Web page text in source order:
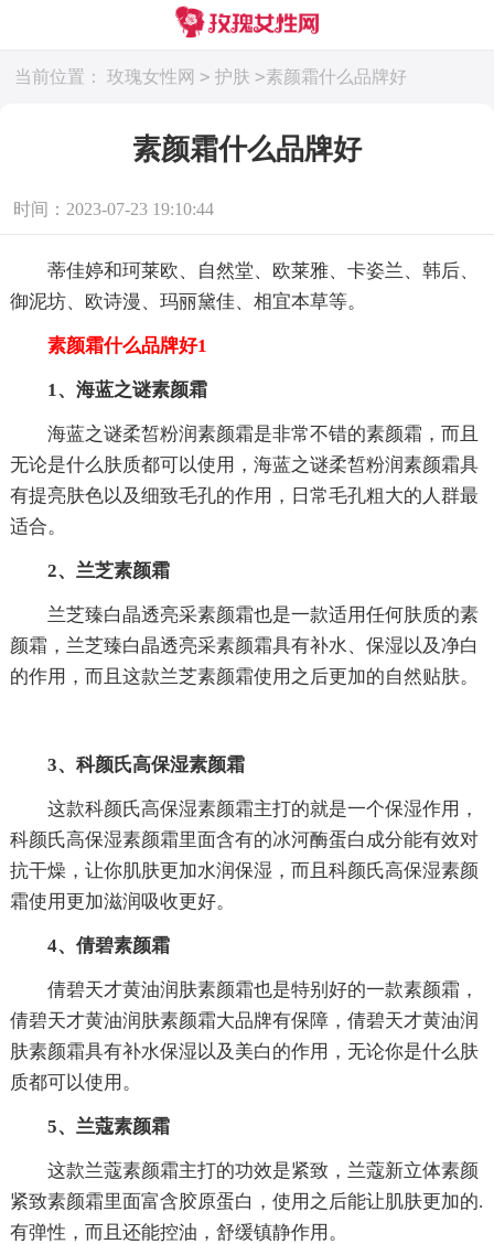
当前位置： 玫瑰女性网 > 护肤 >素颜霜什么品牌好
素颜霜什么品牌好
时间：2023-07-23 19:10:44
蒂佳婷和珂莱欧、自然堂、欧莱雅、卡姿兰、韩后、
御泥坊、欧诗漫、玛丽黛佳、相宜本草等。
素颜霜什么品牌好1
1、海蓝之谜素颜霜
海蓝之谜柔皙粉润素颜霜是非常不错的素颜霜，而且
无论是什么肤质都可以使用，海蓝之谜柔皙粉润素颜霜具
有提亮肤色以及细致毛孔的作用，日常毛孔粗大的人群最
适合。
2、兰芝素颜霜
兰芝臻白晶透亮采素颜霜也是一款适用任何肤质的素
颜霜，兰芝臻白晶透亮采素颜霜具有补水、保湿以及净白
的作用，而且这款兰芝素颜霜使用之后更加的自然贴肤。
3、科颜氏高保湿素颜霜
这款科颜氏高保湿素颜霜主打的就是一个保湿作用，
科颜氏高保湿素颜霜里面含有的冰河酶蛋白成分能有效对
抗干燥，让你肌肤更加水润保湿，而且科颜氏高保湿素颜
霜使用更加滋润吸收更好。
4、倩碧素颜霜
倩碧天才黄油润肤素颜霜也是特别好的一款素颜霜，
倩碧天才黄油润肤素颜霜大品牌有保障，倩碧天才黄油润
肤素颜霜具有补水保湿以及美白的作用，无论你是什么肤
质都可以使用。
5、兰蔻素颜霜
这款兰蔻素颜霜主打的功效是紧致，兰蔻新立体素颜
紧致素颜霜里面富含胶原蛋白，使用之后能让肌肤更加的.
有弹性，而且还能控油，舒缓镇静作用。